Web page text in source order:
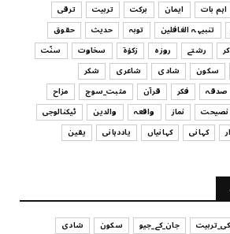
کیسا ہے؟
ہوشیاری
اہم بات ایمان برکت تربیت
ترقی
تنبیہہ الغافلین توبہ حدیث
حقوق
رشتے روزہ زکوٰۃ سخاوت
سنّت
سکون شادی شاعری
شکر
صدقہ فکر قرآن مثبت_سوچ
مزاح
نصیحت نماز واقعہ والدین
ٹیکنالوجی
کہانی کہانیاں یاددہانی یقین
جان_کے_جیو سکون
شادی